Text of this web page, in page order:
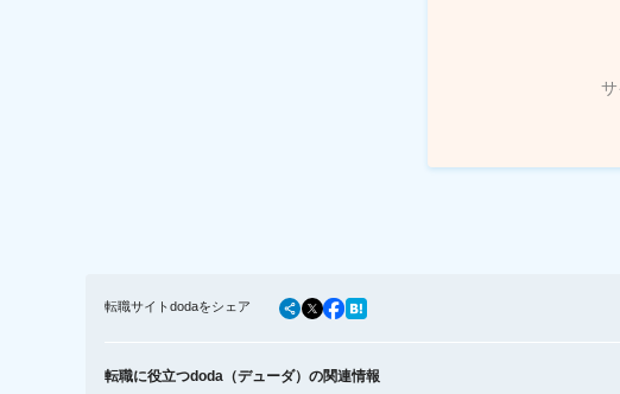
転職サイトdodaをシェア
転職に役立つdoda（デューダ）の関連情報